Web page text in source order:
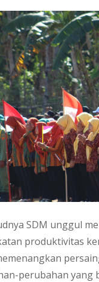
SDM unggul
produktivitas
perubahan yang